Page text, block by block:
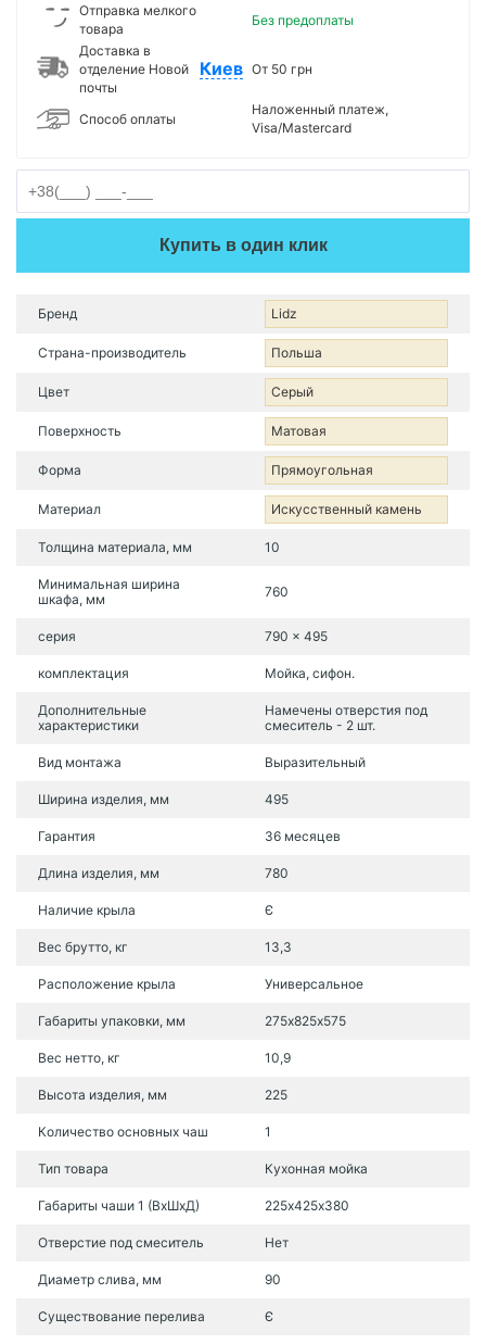
Отправка мелкого
товара
Без предоплаты
Доставка в
отделение Новой
почты
Киев От 50 грн
Способ оплаты
Наложенный платеж,
Visa/Mastercard
Купить в один клик
Бренд Lidz
Страна-производитель Польша
Цвет Серый
Поверхность Матовая
Форма Прямоугольная
Материал Искусственный камень
Толщина материала, мм 10
Минимальная ширина
шкафа, мм
760
серия 790 x 495
комплектация Мойка, сифон.
Дополнительные
характеристики
Намечены отверстия под
смеситель - 2 шт.
Вид монтажа Выразительный
Ширина изделия, мм 495
Гарантия 36 месяцев
Длина изделия, мм 780
Наличие крыла Є
Вес брутто, кг 13,3
Расположение крыла Универсальное
Габариты упаковки, мм 275х825х575
Вес нетто, кг 10,9
Высота изделия, мм 225
Количество основных чаш 1
Тип товара Кухонная мойка
Габариты чаши 1 (ВхШхД) 225х425х380
Отверстие под смеситель Нет
Диаметр слива, мм 90
Существование перелива Є